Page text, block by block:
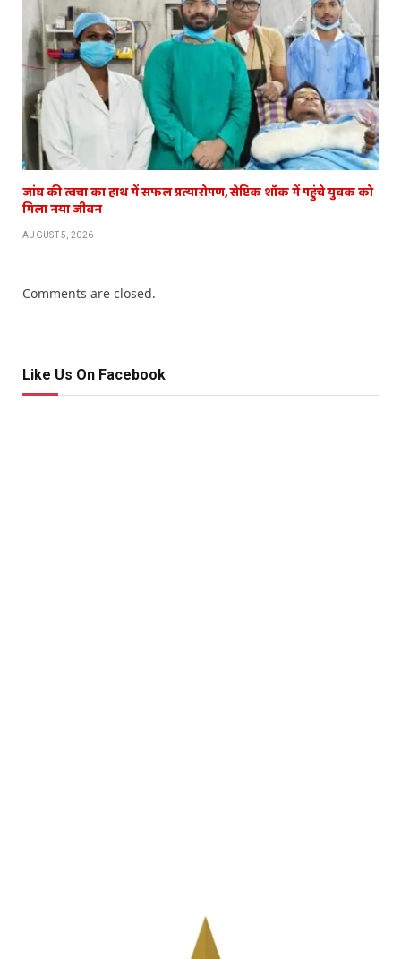
जांघ की त्वचा का हाथ में सफल प्रत्यारोपण, सेप्टिक शॉक में पहुंचे युवक को
मिला नया जीवन
AUGUST 5, 2026
Comments are closed.
Like Us On Facebook